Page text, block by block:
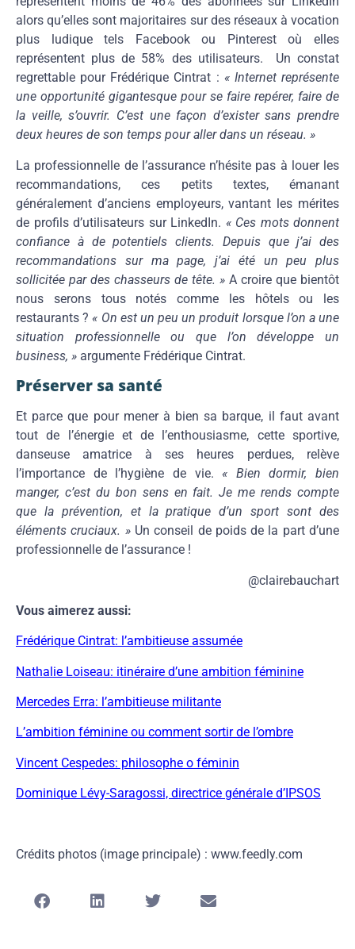
alors qu’elles sont majoritaires sur des réseaux à vocation
plus ludique tels Facebook ou Pinterest où elles
représentent plus de 58% des utilisateurs. Un constat
regrettable pour Frédérique Cintrat : « Internet représente
une opportunité gigantesque pour se faire repérer, faire de
la veille, s’ouvrir. C’est une façon d’exister sans prendre
deux heures de son temps pour aller dans un réseau. »
La professionnelle de l’assurance n’hésite pas à louer les
recommandations, ces petits textes, émanant
généralement d’anciens employeurs, vantant les mérites
de profils d’utilisateurs sur LinkedIn. « Ces mots donnent
confiance à de potentiels clients. Depuis que j’ai des
recommandations sur ma page, j’ai été un peu plus
sollicitée par des chasseurs de tête. » A croire que bientôt
nous serons tous notés comme les hôtels ou les
restaurants ? « On est un peu un produit lorsque l’on a une
situation professionnelle ou que l’on développe un
business, » argumente Frédérique Cintrat.
Préserver sa santé
Et parce que pour mener à bien sa barque, il faut avant
tout de l’énergie et de l’enthousiasme, cette sportive,
danseuse amatrice à ses heures perdues, relève
l’importance de l’hygiène de vie.« Bien dormir, bien
manger, c’est du bon sens en fait. Je me rends compte
que la prévention, et la pratique d’un sport sont des
éléments cruciaux. »Un conseil de poids de la part d’une
professionnelle de l’assurance !
@clairebauchart
Vous aimerez aussi:
Frédérique Cintrat: l’ambitieuse assumée
Nathalie Loiseau: itinéraire d’une ambition féminine
Mercedes Erra: l’ambitieuse militante
L’ambition féminine ou comment sortir de l’ombre
Vincent Cespedes: philosophe o féminin
Dominique Lévy-Saragossi, directrice générale d’IPSOS
Crédits photos (image principale) : www.feedly.com